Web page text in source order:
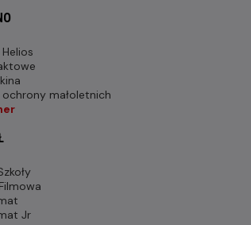
małoletnich
Jr